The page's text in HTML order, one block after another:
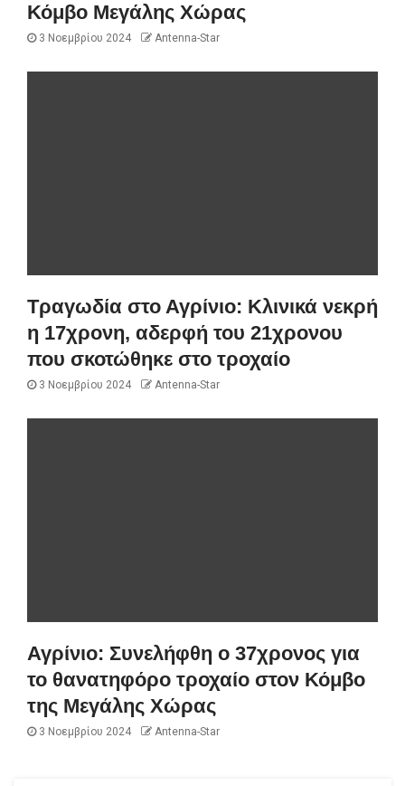
Κόμβο Μεγάλης Χώρας
3 Νοεμβρίου 2024 Antenna-Star
Τραγωδία στο Αγρίνιο: Κλινικά νεκρή
η 17χρονη, αδερφή του 21χρονου
που σκοτώθηκε στο τροχαίο
3 Νοεμβρίου 2024 Antenna-Star
Αγρίνιο: Συνελήφθη ο 37χρονος για
το θανατηφόρο τροχαίο στον Κόμβο
της Μεγάλης Χώρας
3 Νοεμβρίου 2024 Antenna-Star